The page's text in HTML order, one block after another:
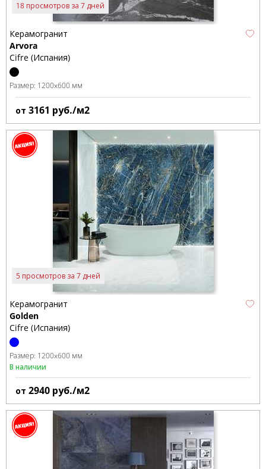
18 просмотров за 7 дней
Керамогранит
Arvora
Cifre (Испания)
Размер: 1200x600 мм
от 3161 руб./м2
5 просмотров за 7 дней
Керамогранит
Golden
Cifre (Испания)
Размер: 1200x600 мм
В наличии
от 2940 руб./м2